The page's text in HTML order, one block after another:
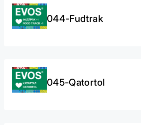
044-Fudtrak
045-Qatortol